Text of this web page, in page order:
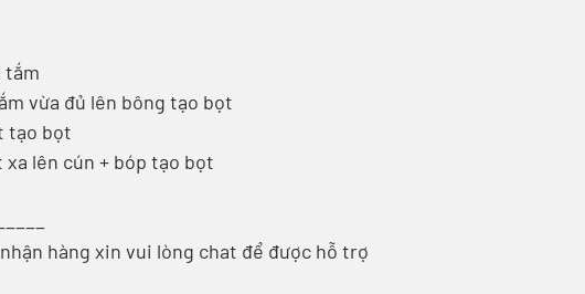
tắm
vừa đủ lên bông tạo bọt
tạo bọt
xa lên cún + bóp tạo bọt
hàng xin vui lòng chat để được hỗ trợ